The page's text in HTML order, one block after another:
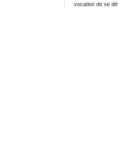
vocation de se